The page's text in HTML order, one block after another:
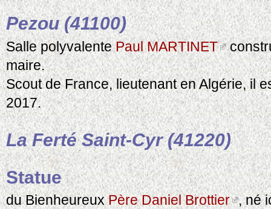
Pezou (41100)
Salle polyvalentePaul MARTINET
maire.
Scout de France, lieutenant en Algérie, il
2017.
La Ferté Saint-Cyr (41220)
Statue
du BienheureuxPère Daniel Brottier , né